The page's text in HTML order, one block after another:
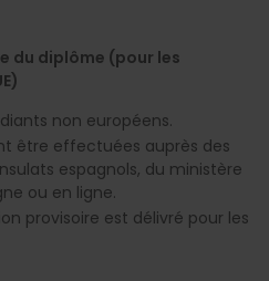
du diplôme (pour les
non européens.
être effectuées auprès des
espagnols, du ministère
ou en ligne.
provisoire est délivré pour les